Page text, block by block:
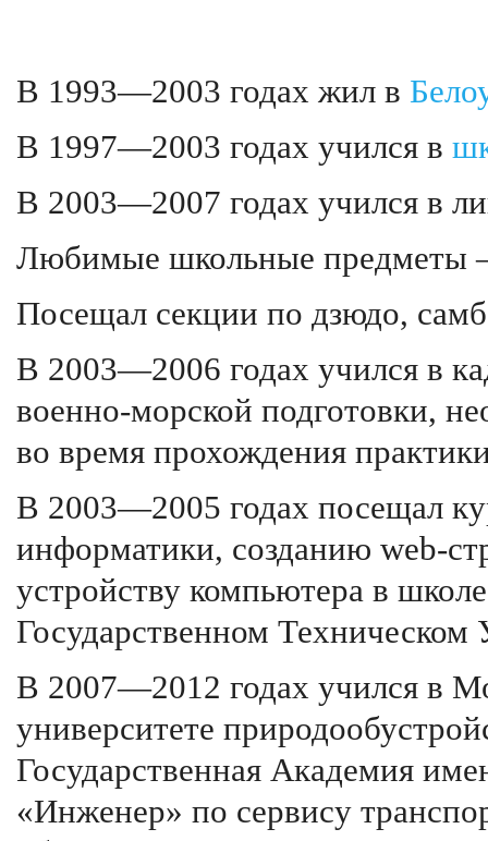
В 1993—2003 годах жил в
В 1997—2003 годах учился в
В 2003—2007 годах учился в
Любимые школьные
Посещал секции по дзюдо,
В 2003—2006 годах учился в
военно-морской подготовки,
во время прохождения
В 2003—2005 годах посещал
информатики, созданию web-
устройству компьютера в
Государственном
В 2007—2012 годах учился в
университете
Государственная Академия
«Инженер» по сервису